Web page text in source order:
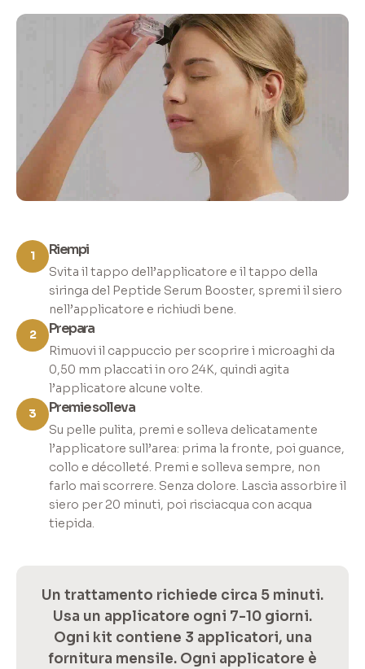
1 Riempi
Svita il tappo dell’applicatore e il tappo della
siringa del Peptide Serum Booster, spremi il siero
nell’applicatore e richiudi bene.
2
Prepara
Rimuovi il cappuccio per scoprire i microaghi da
0,50 mm placcati in oro 24K, quindi agita
l’applicatore alcune volte.
3
Premi e solleva
Su pelle pulita, premi e solleva delicatamente
l’applicatore sull’area: prima la fronte, poi guance,
collo e décolleté. Premi e solleva sempre, non
farlo mai scorrere. Senza dolore. Lascia assorbire il
siero per 20 minuti, poi risciacqua con acqua
tiepida.
Un trattamento richiede circa 5 minuti.
Usa un applicatore ogni 7-10 giorni.
Ogni kit contiene 3 applicatori, una
fornitura mensile. Ogni applicatore è